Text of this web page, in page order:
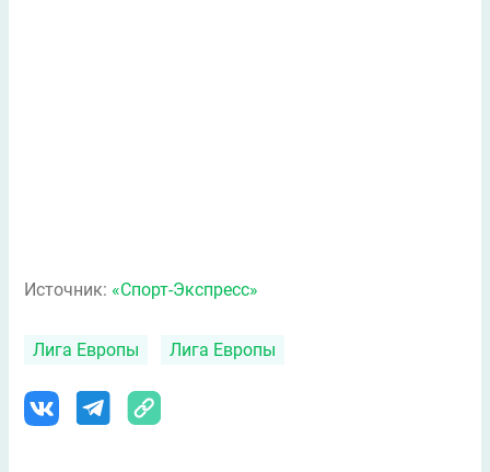
Источник: «Спорт-Экспресс»
Лига Европы Лига Европы